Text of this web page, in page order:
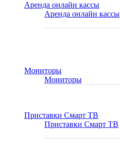
Аренда онлайн кассы
Аренда онлайн кассы
Мониторы
Мониторы
Приставки Смарт ТВ
Приставки Смарт ТВ